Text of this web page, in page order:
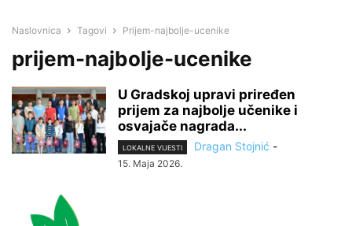
Naslovnica Tagovi Prijem-najbolje-ucenike
prijem-najbolje-ucenike
U Gradskoj upravi priređen
prijem za najbolje učenike i
osvajače nagrada...
LOKALNE VIJESTI Dragan Stojnić -
15. Maja 2026.